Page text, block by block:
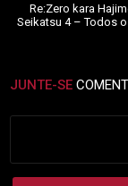
Re:Zero kara
Seikatsu 4 – Todos
JUNTE-SE